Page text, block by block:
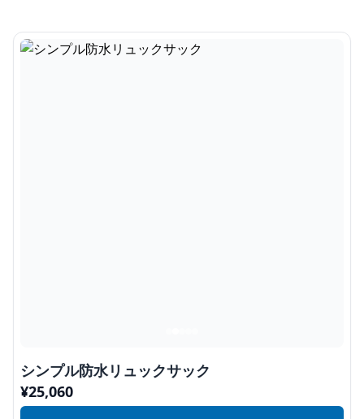
シンプル防水リュックサック
¥25,060